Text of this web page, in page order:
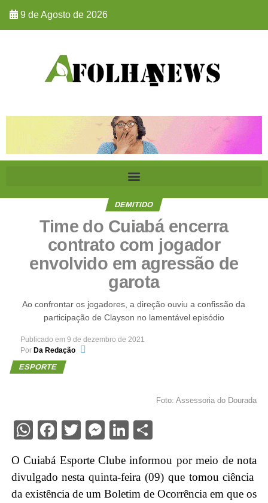
9 de Agosto de 2026
DEMITIDO
Time do Cuiabá encerra
contrato com jogador
envolvido em agressão de
garota
Ao confrontar os jogadores, a direção ouviu a confissão da
participação de Clayson no lamentável episódio
Publicado em 9 de dezembro de 2021
Por Da Redação
ESPORTE
Foto: Assessoria do Dourada
WhatsApp
Facebook
Twitter
Messenger
LinkedIn
Share
O Cuiabá Esporte Clube informou por meio de nota
divulgado nesta quinta-feira (09) que tomou ciência
da existência de um Boletim de Ocorrência em que os